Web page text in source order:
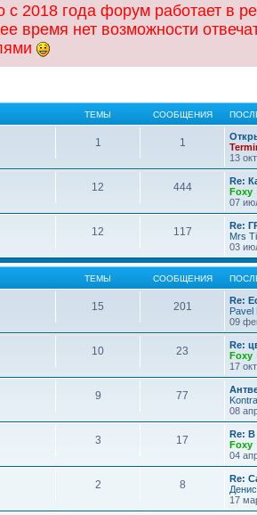
2018 года форум работает в
время нет возможности
ТЕМЫ СООБЩЕНИЯ
1 1
13
12 444
Re:
Foxy
07
12 117
Re:
Mrs
03
ТЕМЫ СООБЩЕНИЯ
15 201
Re:
Pavel
09
10 23
Re:
Foxy
17
9 77
08
3 17
Re:
Foxy
04
2 8
Re:
17